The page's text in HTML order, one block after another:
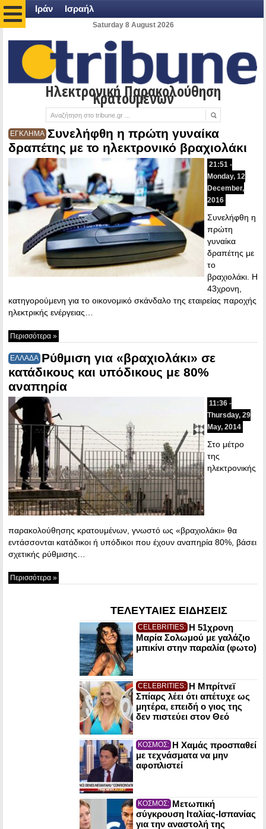
Ιράν Ισραήλ
Saturday 8 August 2026
Ηλεκτρονική Παρακολούθηση
Κρατουμένων
ΕΓΚΛΗΜΑ Συνελήφθη η πρώτη γυναίκα
δραπέτης με το ηλεκτρονικό βραχιολάκι
21:51 -
Monday, 12
December,
2016
Συνελήφθη η
πρώτη
γυναίκα
δραπέτης με
το
βραχιολάκι. Η
43χρονη,
κατηγορούμενη για το οικονομικό σκάνδαλο της εταιρείας παροχής
ηλεκτρικής ενέργειας…
Περισσότερα »
ΕΛΛΑΔΑ Ρύθμιση για «βραχιολάκι» σε
κατάδικους και υπόδικους με 80%
αναπηρία
11:36 -
Thursday, 29
May, 2014
Στο μέτρο
της
ηλεκτρονικής
παρακολούθησης κρατουμένων, γνωστό ως «βραχιολάκι» θα
εντάσσονται κατάδικοι ή υπόδικοι που έχουν αναπηρία 80%, βάσει
σχετικής ρύθμισης…
Περισσότερα »
ΤΕΛΕΥΤΑΙΕΣ ΕΙΔΗΣΕΙΣ
CELEBRITIES: Η 51χρονη
Μαρία Σολωμού με γαλάζιο
μπικίνι στην παραλία (φωτο)
CELEBRITIES: Η Μπρίτνεϊ
Σπίαρς λέει ότι απέτυχε ως
μητέρα, επειδή ο γιος της
δεν πιστεύει στον Θεό
ΚΟΣΜΟΣ: Η Χαμάς προσπαθεί
με τεχνάσματα να μην
αφοπλιστεί
ΚΟΣΜΟΣ: Μετωπική
σύγκρουση Ιταλίας-Ισπανίας
για την αναστολή της